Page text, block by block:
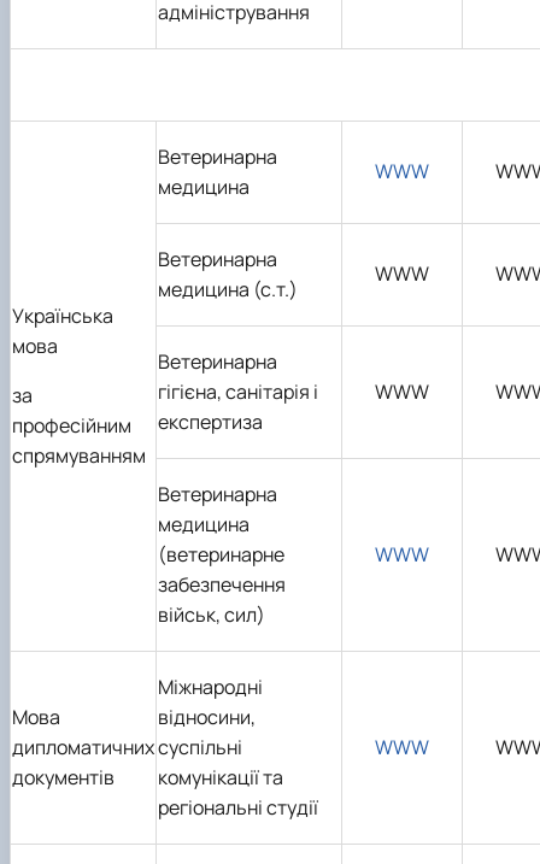
адміністрування
Українська
мова
за
професійним
спрямуванням
Ветеринарна
медицина
WWW
Ветеринарна
медицина (с.т.)
WWW
Ветеринарна
гігієна, санітарія і
експертиза
WWW
Ветеринарна
медицина
(ветеринарне
забезпечення
військ, сил)
WWW
Мова
дипломатичних
документів
Міжнародні
відносини,
суспільні
комунікації та
регіональні студії
WWW